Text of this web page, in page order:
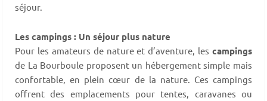
séjour.
Les campings : Un séjour plus nature
Pour les amateurs de nature et d’aventure, les campings
de La Bourboule proposent un hébergement simple mais
confortable, en plein cœur de la nature. Ces campings
offrent des emplacements pour tentes, caravanes ou